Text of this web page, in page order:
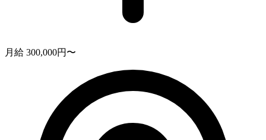
月給 300,000円〜